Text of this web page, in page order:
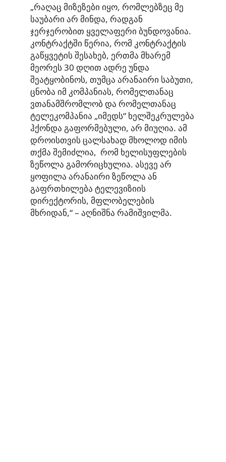
„რაღაც მიზეზები იყო, რომლებზეც მე
საუბარი არ მინდა, რადგან
ჯერჯერობით ყველაფერი ბუნდოვანია.
კონტრაქტში წერია, რომ კონტრაქტის
გაწყვეტის შესახებ, ერთმა მხარემ
მეორეს 30 დღით ადრე უნდა
შეატყობინოს, თუმცა არანაირი საბუთი,
ცნობა იმ კომპანიას, რომელთანაც
ვთანამშრომლობ და რომელთანაც
ტელეკომპანია „იმედს“ ხელშეკრულება
ჰქონდა გაფორმებული, არ მიუღია. ამ
დროისთვის ცალსახად მხოლოდ იმის
თქმა შემიძლია, რომ ხელისუფლების
ზეწოლა გამორიცხულია. ასევე არ
ყოფილა არანაირი ზეწოლა ან
გაფრთხილება ტელევიზიის
დირექტორის, მფლობელების
მხრიდან,“ – აღნიშნა რამიშვილმა.